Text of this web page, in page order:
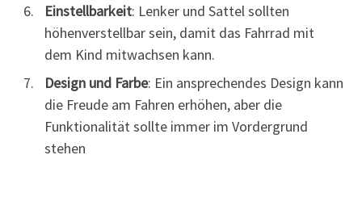
Einstellbarkeit: Lenker und Sattel sollten
höhenverstellbar sein, damit das Fahrrad mit
dem Kind mitwachsen kann.
Design und Farbe: Ein ansprechendes Design kann
die Freude am Fahren erhöhen, aber die
Funktionalität sollte immer im Vordergrund
stehen